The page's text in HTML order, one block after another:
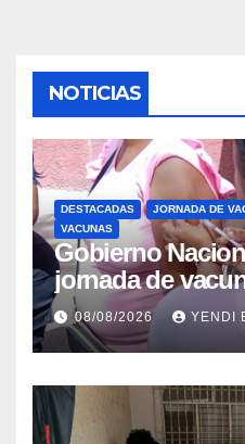
NOTICIAS
DESTACADAS JORNADA DE
VACUNAS
Gobierno
jornada de
Guaira para
epidemiológica
08/08/2026 YENDI